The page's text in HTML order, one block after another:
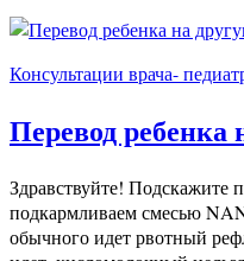
Консультации врача-
Перевод ребенка
Здравствуйте! Подскажите
подкармливаем смесью
обычного идет рвотный